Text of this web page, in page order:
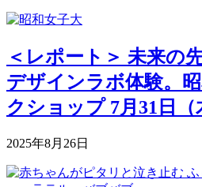
＜レポート＞ 未来の
デザインラボ体験。
クショップ 7月31日（
2025年8月26日